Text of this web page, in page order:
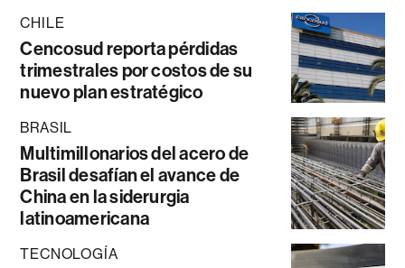
CHILE
Cencosud reporta pérdidas
trimestrales por costos de su
nuevo plan estratégico
BRASIL
Multimillonarios del acero de
Brasil desafían el avance de
China en la siderurgia
latinoamericana
TECNOLOGÍA